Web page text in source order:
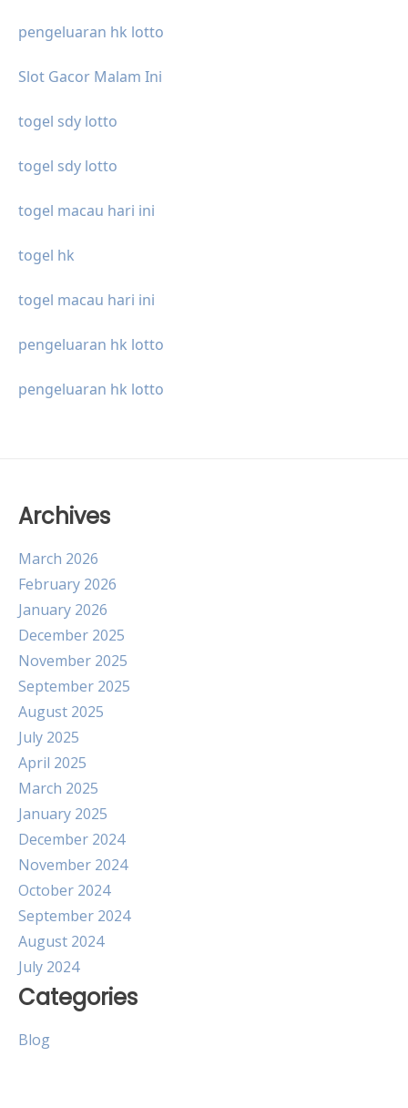
pengeluaran hk lotto
Slot Gacor Malam Ini
togel sdy lotto
togel sdy lotto
togel macau hari ini
togel hk
togel macau hari ini
pengeluaran hk lotto
pengeluaran hk lotto
Archives
March 2026
February 2026
January 2026
December 2025
November 2025
September 2025
August 2025
July 2025
April 2025
March 2025
January 2025
December 2024
November 2024
October 2024
September 2024
August 2024
July 2024
Categories
Blog